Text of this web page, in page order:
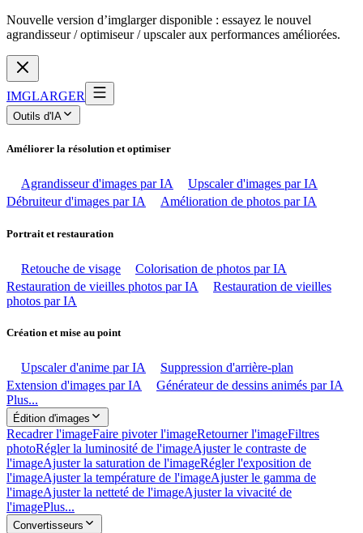
Nouvelle version d’imglarger disponible : essayez le nouvel
agrandisseur / optimiseur / upscaler aux performances améliorées.
IMGLARGER
Outils d'IA
Améliorer la résolution et optimiser
Agrandisseur d'images par IA
Upscaler d'images par IA
Débruiteur d'images par IA
Amélioration de photos par IA
Portrait et restauration
Retouche de visage
Colorisation de photos par IA
Restauration de vieilles photos par IA
Restauration de vieilles
photos par IA
Création et mise au point
Upscaler d'anime par IA
Suppression d'arrière-plan
Extension d'images par IA
Générateur de dessins animés par IA
Plus...
Édition d'images
Recadrer l'imageFaire pivoter l'imageRetourner l'imageFiltres
photoRégler la luminosité de l'imageAjuster le contraste de
l'imageAjuster la saturation de l'imageRégler l'exposition de
l'imageAjuster la température de l'imageAjuster le gamma de
l'imageAjuster la netteté de l'imageAjuster la vivacité de
l'imagePlus...
Convertisseurs